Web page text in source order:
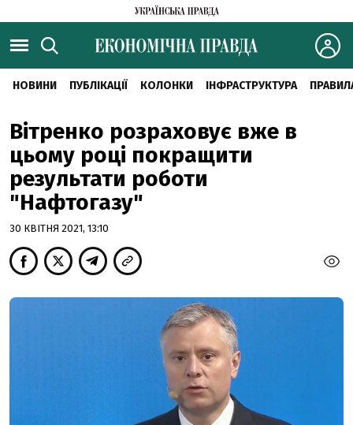
НОВИНИ ПУБЛІКАЦІЇ КОЛОНКИ ІНФРАСТРУКТУРА
Вітренко розраховує вже в
цьому році покращити
результати роботи
"Нафтогазу"
30 КВІТНЯ 2021, 13:10